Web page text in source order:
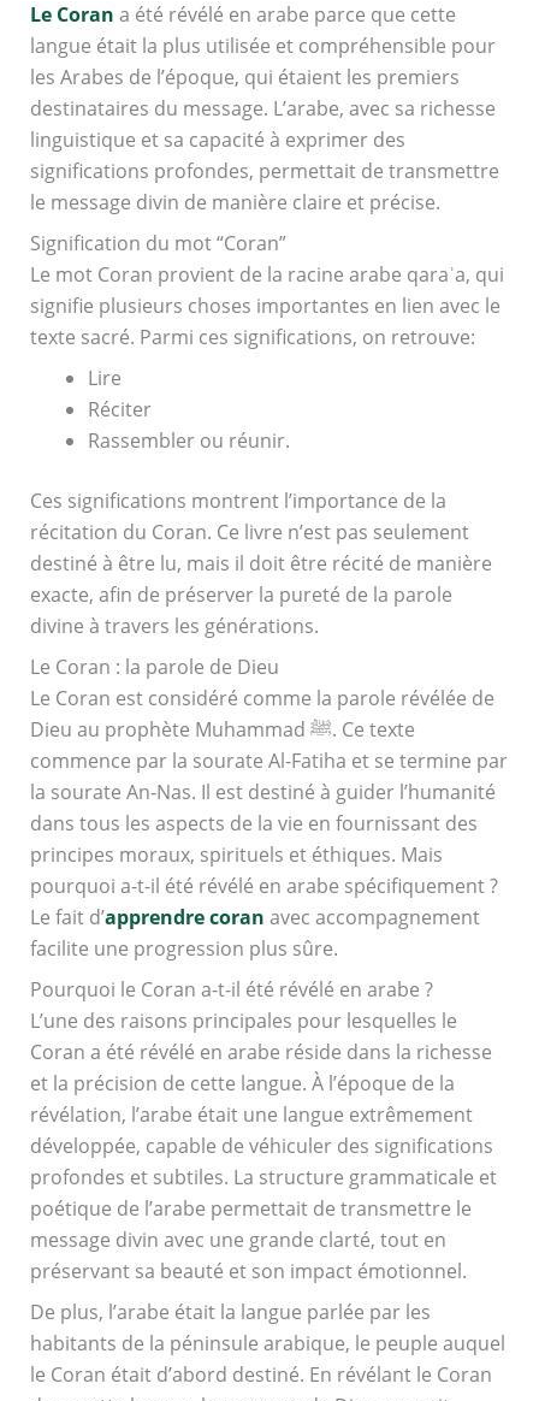
Le Coran a été révélé en arabe parce que cette
langue était la plus utilisée et compréhensible pour
les Arabes de l’époque, qui étaient les premiers
destinataires du message. L’arabe, avec sa richesse
linguistique et sa capacité à exprimer des
significations profondes, permettait de transmettre
le message divin de manière claire et précise.
Signification du mot “Coran”
Le mot Coran provient de la racine arabe qaraʾa, qui
signifie plusieurs choses importantes en lien avec le
texte sacré. Parmi ces significations, on retrouve:
Lire
Réciter
Rassembler ou réunir.
Ces significations montrent l’importance de la
récitation du Coran. Ce livre n’est pas seulement
destiné à être lu, mais il doit être récité de manière
exacte, afin de préserver la pureté de la parole
divine à travers les générations.
Le Coran : la parole de Dieu
Le Coran est considéré comme la parole révélée de
Dieu au prophète Muhammad ﷺ. Ce texte
commence par la sourate Al-Fatiha et se termine par
la sourate An-Nas. Il est destiné à guider l’humanité
dans tous les aspects de la vie en fournissant des
principes moraux, spirituels et éthiques. Mais
pourquoi a-t-il été révélé en arabe spécifiquement ?
Le fait d’apprendre coran avec accompagnement
facilite une progression plus sûre.
Pourquoi le Coran a-t-il été révélé en arabe ?
L’une des raisons principales pour lesquelles le
Coran a été révélé en arabe réside dans la richesse
et la précision de cette langue. À l’époque de la
révélation, l’arabe était une langue extrêmement
développée, capable de véhiculer des significations
profondes et subtiles. La structure grammaticale et
poétique de l’arabe permettait de transmettre le
message divin avec une grande clarté, tout en
préservant sa beauté et son impact émotionnel.
De plus, l’arabe était la langue parlée par les
habitants de la péninsule arabique, le peuple auquel
le Coran était d’abord destiné. En révélant le Coran